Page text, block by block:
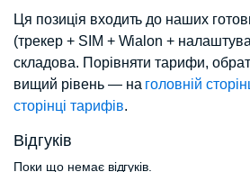
Ця позиція входить до наших
(трекер + SIM + Wialon +
складова. Порівняти тарифи,
вищий рівень — на головній
сторінці тарифів.
Відгуків
Поки що немає відгуків.